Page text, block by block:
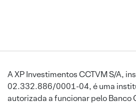
A XP Investimentos CCTVM S/A,
02.332.886/0001-04, é uma
autorizada a funcionar pelo Banco